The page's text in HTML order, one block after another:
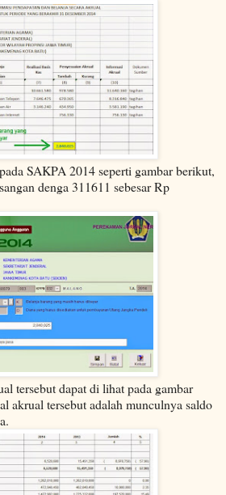
SAKPA 2014 seperti gambar berikut,
denga 311611 sebesar Rp
tersebut dapat di lihat pada gambar
akrual tersebut adalah munculnya saldo